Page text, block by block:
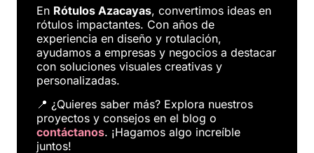
En Rótulos Azacayas, convertimos ideas en
rótulos impactantes. Con años de
experiencia en diseño y rotulación,
ayudamos a empresas y negocios a destacar
con soluciones visuales creativas y
personalizadas.
📍 ¿Quieres saber más? Explora nuestros
proyectos y consejos en el blog o
contáctanos. ¡Hagamos algo increíble
juntos!